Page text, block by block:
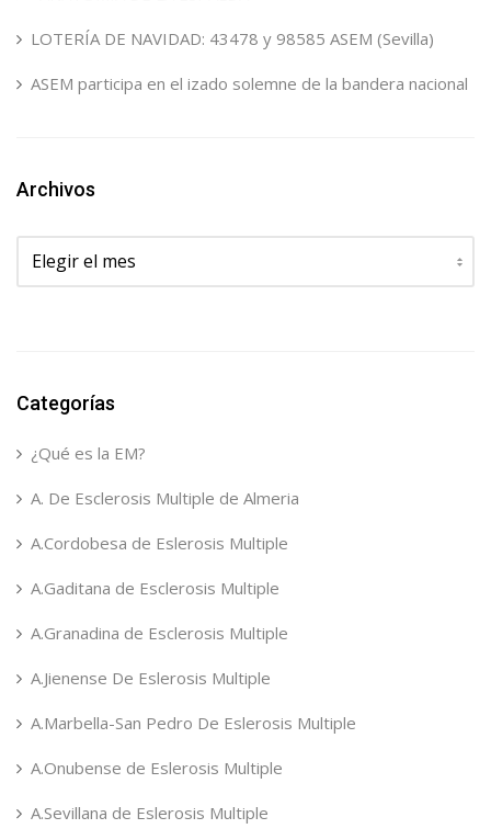
LOTERÍA DE NAVIDAD: 43478 y 98585 ASEM (Sevilla)
ASEM participa en el izado solemne de la bandera nacional
Archivos
Archivos
Categorías
¿Qué es la EM?
A. De Esclerosis Multiple de Almeria
A.Cordobesa de Eslerosis Multiple
A.Gaditana de Esclerosis Multiple
A.Granadina de Esclerosis Multiple
A.Jienense De Eslerosis Multiple
A.Marbella-San Pedro De Eslerosis Multiple
A.Onubense de Eslerosis Multiple
A.Sevillana de Eslerosis Multiple